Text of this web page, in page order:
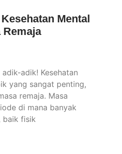
Mental
Remaja
adik! Kesehatan
yang sangat penting,
remaja. Masa
di mana banyak
baik fisik